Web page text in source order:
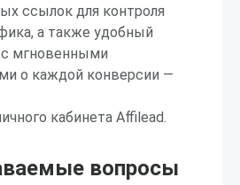
ссылок для контроля
а также удобный
с мгновенными
о каждой конверсии —
кабинета Affilead.
вопросы